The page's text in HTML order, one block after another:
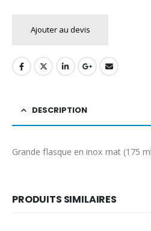
Ajouter au devis
DESCRIPTION
Grande flasque en inox mat (175
PRODUITS SIMILAIRES